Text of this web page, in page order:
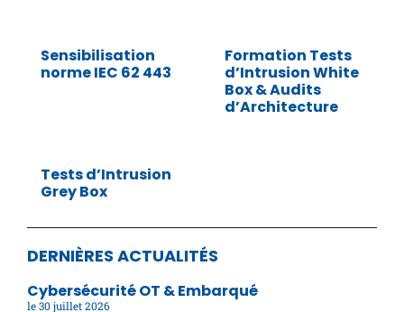
Sensibilisation
norme IEC 62 443
Formation Tests
d’Intrusion White
Box & Audits
d’Architecture
Tests d’Intrusion
Grey Box
DERNIÈRES ACTUALITÉS
Cybersécurité OT & Embarqué
30 juillet 2026